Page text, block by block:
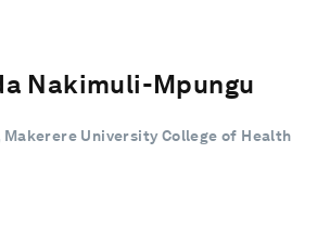
Nakimuli-Mpungu
University College of Health